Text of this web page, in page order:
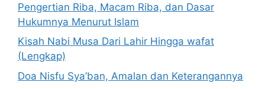
Pengertian Riba, Macam Riba, dan Dasar
Hukumnya Menurut Islam
Kisah Nabi Musa Dari Lahir Hingga wafat
(Lengkap)
Doa Nisfu Sya’ban, Amalan dan Keterangannya